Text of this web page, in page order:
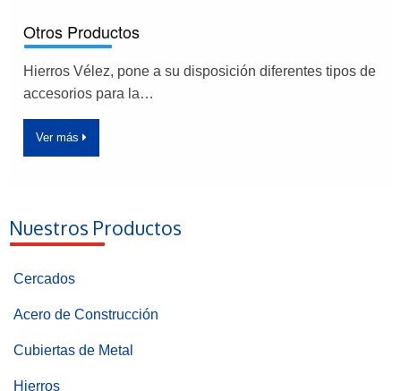
Otros Productos
Hierros Vélez, pone a su disposición diferentes tipos de
accesorios para la…
Ver más
Nuestros Productos
Cercados
Acero de Construcción
Cubiertas de Metal
Hierros